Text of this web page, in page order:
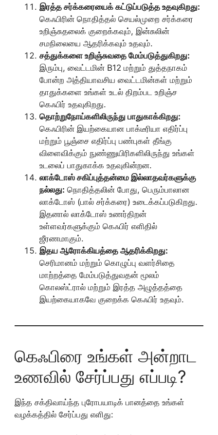
இரத்த சர்க்கரையைக் கட்டுப்படுத்த உதவுகிறது:
கெஃபிரின் நொதித்தல் செயல்முறை சர்க்கரை
உறிஞ்சுதலைக் குறைக்கவும், இன்சுலின்
சமநிலையை ஆதரிக்கவும் உதவும்.
சத்துக்களை உறிஞ்சுவதை மேம்படுத்துகிறது:
இரும்பு, வைட்டமின் B12 மற்றும் துத்தநாகம்
போன்ற அத்தியாவசிய வைட்டமின்கள் மற்றும்
தாதுக்களை உங்கள் உடல் திறம்பட உறிஞ்ச
கெஃபிர் உதவுகிறது.
தொற்றுநோய்களிலிருந்து பாதுகாக்கிறது:
கெஃபிரின் இயற்கையான பாக்டீரியா எதிர்ப்பு
மற்றும் பூஞ்சை எதிர்ப்பு பண்புகள் தீங்கு
விளைவிக்கும் நுண்ணுயிரிகளிலிருந்து உங்கள்
உடலைப் பாதுகாக்க உதவுகின்றன.
லாக்டோஸ் சகிப்புத்தன்மை இல்லாதவர்களுக்கு
நல்லது: நொதித்தலின் போது, பெரும்பாலான
லாக்டோஸ் (பால் சர்க்கரை) உடைக்கப்படுகிறது.
இதனால் லாக்டோஸ் உணர்திறன்
உள்ளவர்களுக்கும் கெஃபிர் எளிதில்
ஜீரணமாகும்.
இதய ஆரோக்கியத்தை ஆதரிக்கிறது:
செரிமானம் மற்றும் கொழுப்பு வளர்சிதை
மாற்றத்தை மேம்படுத்துவதன் மூலம்
கொலஸ்ட்ரால் மற்றும் இரத்த அழுத்தத்தை
இயற்கையாகவே குறைக்க கெஃபிர் உதவும்.
கெஃபிரை உங்கள் அன்றாட
உணவில் சேர்ப்பது எப்படி?
இந்த சக்திவாய்ந்த புரோபயாடிக் பானத்தை உங்கள்
வழக்கத்தில் சேர்ப்பது எளிது: